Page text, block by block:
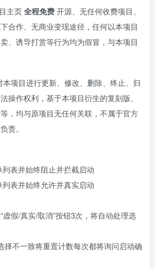
主页全程免费开源、无任何收费项目、
合作、无商业变现途径，任何以本项目
、诱导打赏等行为均为假冒，与本项目
本项目进行更新、修改、删除、终止、归
操作权利，基于本项目衍生的复刻版、
，均与原项目无任何关联，不属于官方
责。
列表并始终阻止并拦截启动
列表并始终允许并真实启动
虚假/真实/取消”按钮3次，将自动处理选
择不一致将重置计数每次都将询问启动确